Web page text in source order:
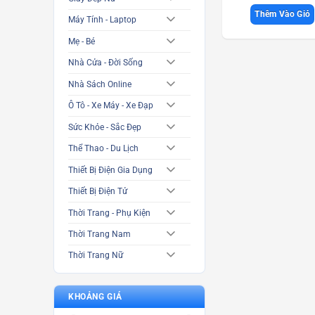
Máy Tính - Laptop
Mẹ - Bé
Nhà Cửa - Đời Sống
Nhà Sách Online
Ô Tô - Xe Máy - Xe Đạp
Sức Khỏe - Sắc Đẹp
Thể Thao - Du Lịch
Thiết Bị Điện Gia Dụng
Thiết Bị Điện Tử
Thời Trang - Phụ Kiện
Thời Trang Nam
Thời Trang Nữ
KHOẢNG GIÁ
Thêm Vào Giỏ